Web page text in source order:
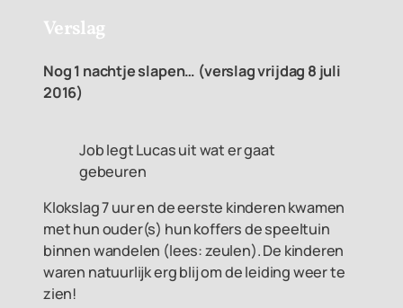
Verslag
Nog 1 nachtje slapen… (verslag vrijdag 8 juli
2016)
Job legt Lucas uit wat er gaat
gebeuren
Klokslag 7 uur en de eerste kinderen kwamen
met hun ouder(s) hun koffers de speeltuin
binnen wandelen (lees: zeulen). De kinderen
waren natuurlijk erg blij om de leiding weer te
zien!